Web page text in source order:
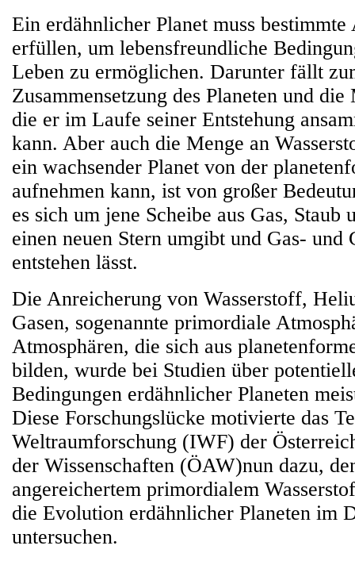
Ein erdähnlicher Planet muss
erfüllen, um lebensfreundliche
Leben zu ermöglichen. Darunter fällt
Zusammensetzung des Planeten und die
die er im Laufe seiner Entstehung
kann. Aber auch die Menge an
ein wachsender Planet von der
aufnehmen kann, ist von großer
es sich um jene Scheibe aus Gas, Staub
einen neuen Stern umgibt und Gas- und
entstehen lässt.
Die Anreicherung von Wasserstoff,
Gasen, sogenannte primordiale
Atmosphären, die sich aus
bilden, wurde bei Studien über
Bedingungen erdähnlicher Planeten
Diese Forschungslücke motivierte das
Weltraumforschung (IWF) der
der Wissenschaften (ÖAW)nun dazu,
angereichertem primordialem
die Evolution erdähnlicher Planeten im
untersuchen.